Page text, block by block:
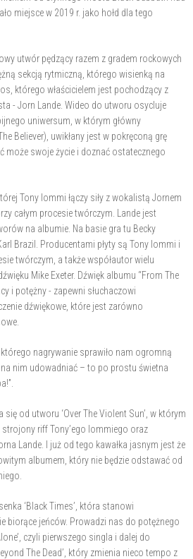
miejsce w 2019 r. jako hołd dla tego
utwór pędzący razem z gradem rockowych
sekcją rytmiczną, którego wisienką na
którego właścicielem jest pochodzący z
- Jorn Lande. Wideo do utworu osycluje
uniwersum, w którym główny
Believer), uwikłany jest w pokręconą grę
może swoje życie i doznać ostatecznego
Tony Iommi łączy siły z wokalistą Jornem
całym procesie twórczym. Lande jest
na albumie. Na basie gra tu Becky
Brazil. Producentami płyty są Tony Iommi i
twórczym, a także współautor wielu
Mike Exeter. Dźwięk albumu “From The
i potężny - zapewni słuchaczowi
dźwiękowe, które jest zarówno
nagrywanie sprawiło nam ogromną
nim udowadniać – to po prostu świetna
się od utworu ‘Over The Violent Sun’, w którym
riff Tony’ego Iommiego oraz
Lande. I już od tego kawałka jasnym jest że
albumem, który nie będzie odstawać od
‘Black Times’, która stanowi
biorące jeńców. Prowadzi nas do potężnego
czyli pierwszego singla i dalej do
The Dead’, który zmienia nieco tempo z